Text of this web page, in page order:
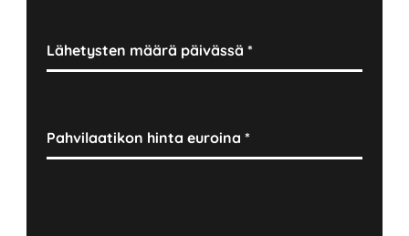
Lähetysten määrä päivässä*
Pahvilaatikon hinta euroina*